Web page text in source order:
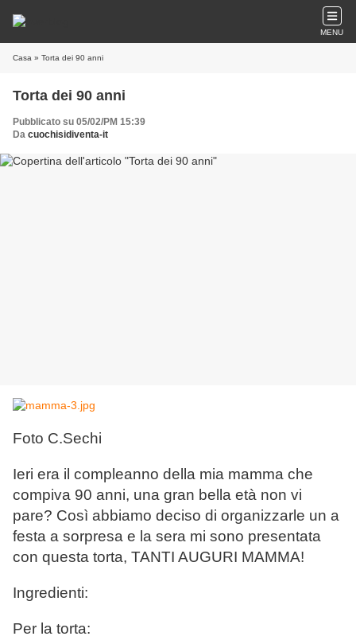
MENU
Casa » Torta dei 90 anni
Torta dei 90 anni
Pubblicato su 05/02/PM 15:39
Da cuochisidiventa-it
Foto C.Sechi
Ieri era il compleanno della mia mamma che
compiva 90 anni, una gran bella età non vi
pare? Così abbiamo deciso di organizzarle un a
festa a sorpresa e la sera mi sono presentata
con questa torta, TANTI AUGURI MAMMA!
Ingredienti:
Per la torta: